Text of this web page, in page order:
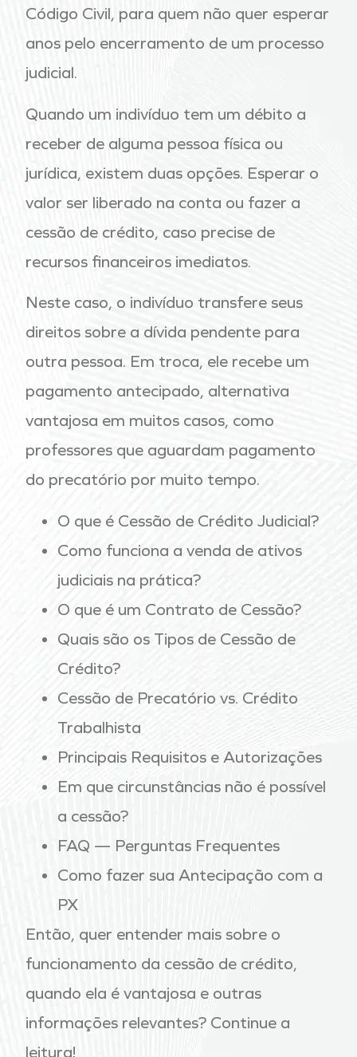
Código Civil, para quem não quer esperar
anos pelo encerramento de um processo
judicial.
Quando um indivíduo tem um débito a
receber de alguma pessoa física ou
jurídica, existem duas opções. Esperar o
valor ser liberado na conta ou fazer a
cessão de crédito, caso precise de
recursos financeiros imediatos.
Neste caso, o indivíduo transfere seus
direitos sobre a dívida pendente para
outra pessoa. Em troca, ele recebe um
pagamento antecipado, alternativa
vantajosa em muitos casos, como
professores que aguardam pagamento
do precatório por muito tempo.
O que é Cessão de Crédito Judicial?
Como funciona a venda de ativos
judiciais na prática?
O que é um Contrato de Cessão?
Quais são os Tipos de Cessão de
Crédito?
Cessão de Precatório vs. Crédito
Trabalhista
Principais Requisitos e Autorizações
Em que circunstâncias não é possível
a cessão?
FAQ — Perguntas Frequentes
Como fazer sua Antecipação com a
PX
Então, quer entender mais sobre o
funcionamento da cessão de crédito,
quando ela é vantajosa e outras
informações relevantes? Continue a
leitura!